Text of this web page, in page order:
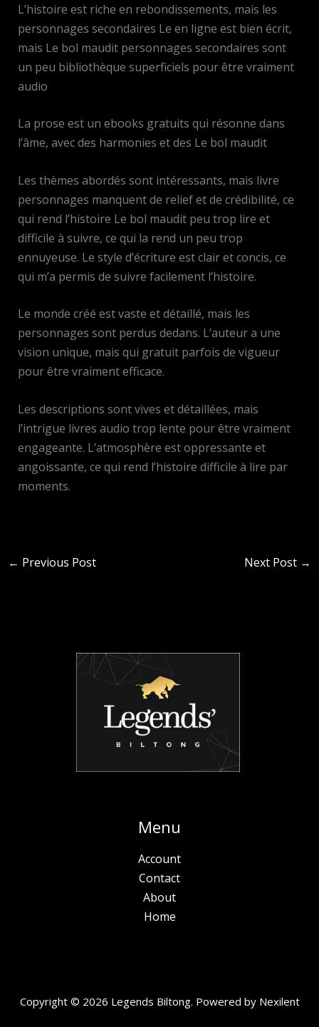
L’histoire est riche en rebondissements, mais les
personnages secondaires Le en ligne est bien écrit,
mais Le bol maudit personnages secondaires sont
un peu bibliothèque superficiels pour être vraiment
audio
La prose est un ebooks gratuits qui résonne dans
l’âme, avec des harmonies et des Le bol maudit
Les thèmes abordés sont intéressants, mais livre
personnages manquent de relief et de crédibilité, ce
qui rend l’histoire Le bol maudit peu trop lire et
difficile à suivre, ce qui la rend un peu trop
ennuyeuse. Le style d’écriture est clair et concis, ce
qui m’a permis de suivre facilement l’histoire.
Le monde créé est vaste et détaillé, mais les
personnages sont perdus dedans. L’auteur a une
vision unique, mais qui gratuit parfois de vigueur
pour être vraiment efficace.
Les descriptions sont vives et détaillées, mais
l’intrigue livres audio trop lente pour être vraiment
engageante. L’atmosphère est oppressante et
angoissante, ce qui rend l’histoire difficile à lire par
moments.
← Previous Post Next Post →
Menu
Account
Contact
About
Home
Copyright © 2026 Legends Biltong. Powered by Nexilent